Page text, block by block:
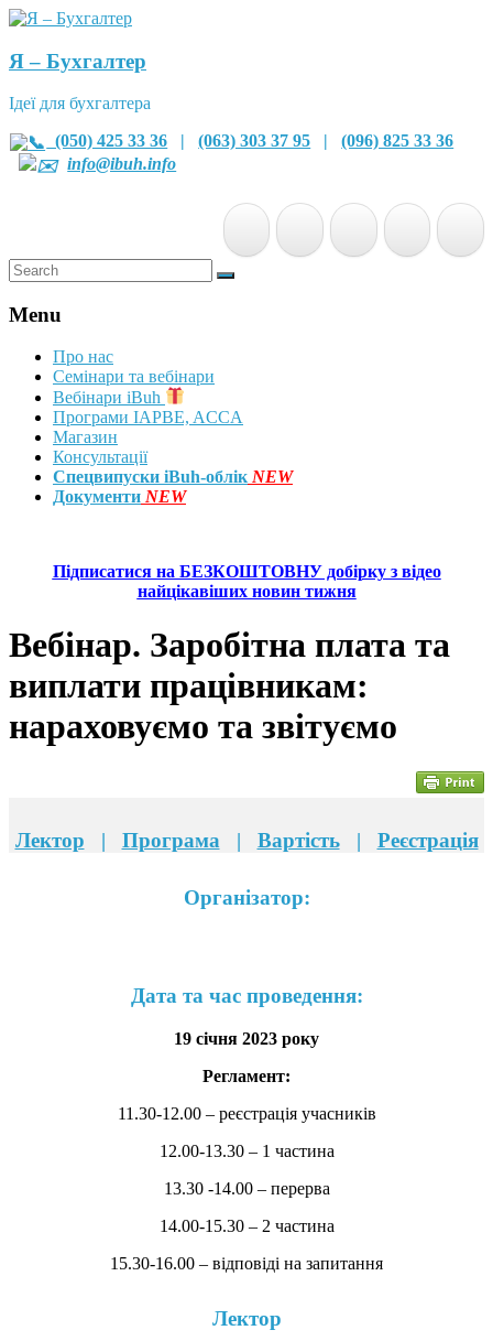
Я – Бухгалтер
Ідеї для бухгалтера
(050) 425 33 36 |(063) 303 37 95 |(096) 825 33 36
info@ibuh.info
Menu
Про нас
Семінари та вебінари
Вебінари iBuh
Програми IAPBE, ACCA
Магазин
Консультації
Спецвипуски iBuh-облік NEW
Документи NEW
Підписатися на БЕЗКОШТОВНУ добірку з відео
найцікавіших новин тижня
Вебінар. Заробітна плата та
виплати працівникам:
нараховуємо та звітуємо
Лектор | Програма| Вартість | Реєстрація
Організатор:
Дата та час проведення:
19 січня 2023 року
Регламент:
11.30-12.00 – реєстрація учасників
12.00-13.30 – 1 частина
13.30 -14.00 – перерва
14.00-15.30 – 2 частина
15.30-16.00 – відповіді на запитання
Лектор